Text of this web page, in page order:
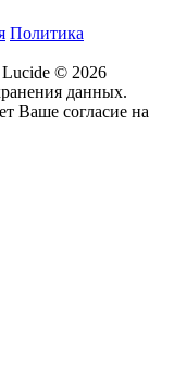
Политика
Lucide © 2026
данных.
Ваше согласие на